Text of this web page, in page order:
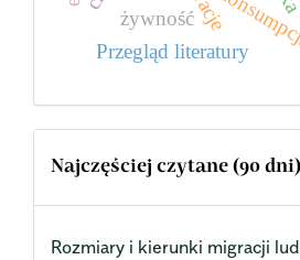
żywność
Przegląd literatury
Najczęściej czytane (90 dni)
Rozmiary i kierunki migracji